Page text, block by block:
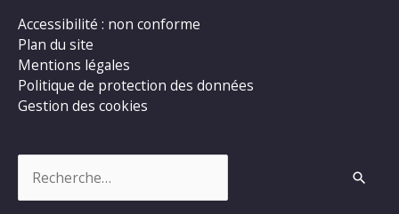
Accessibilité : non conforme
Plan du site
Mentions légales
Politique de protection des données
Gestion des cookies